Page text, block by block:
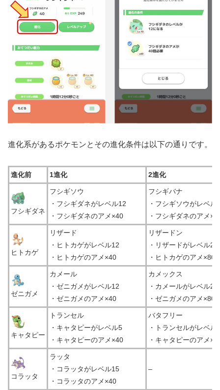
進化系があるポケモンとその進化条件は以下の通りです。
進化前 1進化 2進化
フシギダネ
フシギソウ
・フシギダネがレベル12
・フシギダネのアメ×40
フシギバナ
・フシギソウがレベル
・フシギダネのアメ
ヒトカゲ
リザード
・ヒトカゲがレベル12
・ヒトカゲのアメ×40
リザードン
・リザードがレベル27
・ヒトカゲのアメ×80
ゼニガメ
カメール
・ゼニガメがレベル12
・ゼニガメのアメ×40
カメックス
・カメールがレベル27
・ゼニガメのアメ×80
キャタピー
トランセル
・キャタピーがレベル5
・キャタピーのアメ×40
バタフリー
・トランセルがレベル
・キャタピーのアメ
コラッタ
ラッタ
・コラッタがレベル15
・コラッタのアメ×40
–